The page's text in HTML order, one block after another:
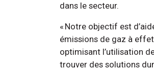
dans le secteur.
« Notre objectif est
émissions de gaz à
optimisant l’utilisation
trouver des solutions